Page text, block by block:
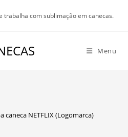
trabalha com sublimação em canecas.
Menu
caneca NETFLIX (Logomarca)